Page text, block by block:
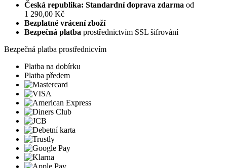
Česká republika: Standardní doprava zdarma od
1 290,00 Kč
Bezplatné vrácení zboží
Bezpečná platba prostřednictvím SSL šifrování
Bezpečná platba prostřednicvím
Platba na dobírku
Platba předem